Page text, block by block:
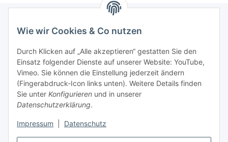
Wie wir Cookies & Co nutzen
Durch Klicken auf „Alle akzeptieren“ gestatten Sie den
Einsatz folgender Dienste auf unserer Website: YouTube,
Vimeo. Sie können die Einstellung jederzeit ändern
(Fingerabdruck-Icon links unten). Weitere Details finden
Sie unter Konfigurieren und in unserer
Datenschutzerklärung.
Impressum Datenschutz
Gesetzliche Informationen
Starke Marken
GARTLER